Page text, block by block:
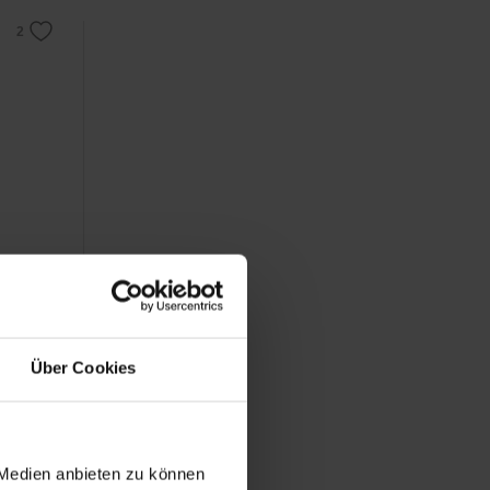
Über Cookies
anbieten zu können